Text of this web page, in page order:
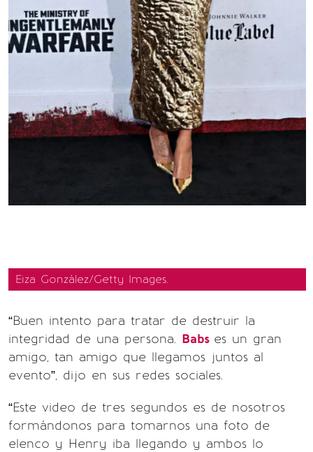
Eiza González/Getty Images.
“Buen intento para tratar de destruir la
integridad de una persona. Babs es un gran
amigo, tan amigo que llegamos juntos al
evento”, dijo en sus redes sociales.
“Este video de tres segundos es de nosotros
formándonos para tomarnos una foto de
elenco y Henry iba llegando y ambos lo